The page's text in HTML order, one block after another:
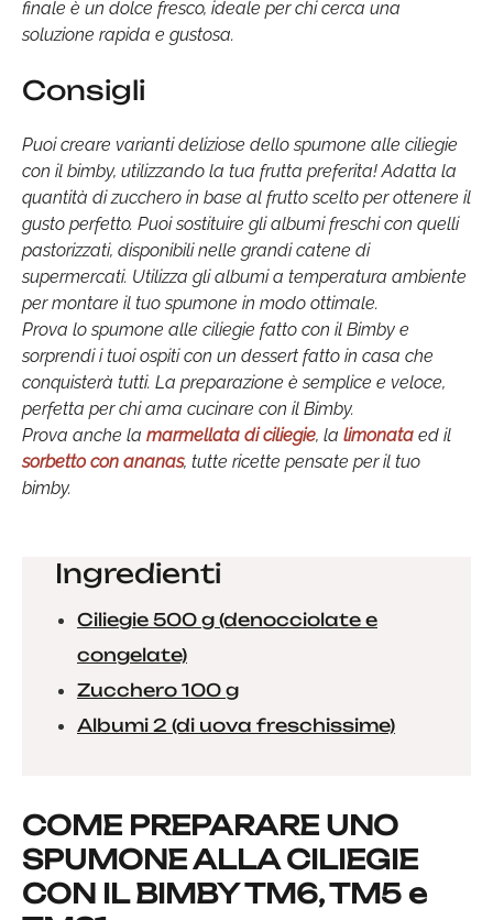
finale è un dolce fresco, ideale per chi cerca una
soluzione rapida e gustosa.
Consigli
Puoi creare varianti deliziose dello spumone alle ciliegie
con il bimby, utilizzando la tua frutta preferita! Adatta la
quantità di zucchero in base al frutto scelto per ottenere il
gusto perfetto. Puoi sostituire gli albumi freschi con quelli
pastorizzati, disponibili nelle grandi catene di
supermercati. Utilizza gli albumi a temperatura ambiente
per montare il tuo spumone in modo ottimale.
Prova lo spumone alle ciliegie fatto con il Bimby e
sorprendi i tuoi ospiti con un dessert fatto in casa che
conquisterà tutti. La preparazione è semplice e veloce,
perfetta per chi ama cucinare con il Bimby.
Prova anche la marmellata di ciliegie, la limonata ed il
sorbetto con ananas, tutte ricette pensate per il tuo
bimby.
Ingredienti
Ciliegie 500 g (denocciolate e
congelate)
Zucchero 100 g
Albumi 2 (di uova freschissime)
COME PREPARARE UNO
SPUMONE ALLA CILIEGIE
CON IL BIMBY TM6, TM5 e